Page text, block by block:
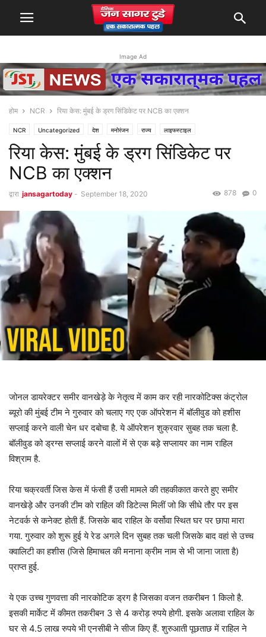
Image Ad
होम NCR रिया केस: मुंबई के ड्रग सिंडिकेट पर NCB का एक्शन
NCR Uncategorized देश मनोरंजन राज्य लाइफस्टाइल
रिया केस: मुंबई के ड्रग सिंडिकेट पर
NCB का एक्शन
द्वारा jansagartoday - September 18, 2020 0
878
जोनल डायरेक्टर समीर वानखेड़े के नेतृत्व में काम कर रही नारकोटिक्स कंट्रोल
ब्यूरो की मुंबई टीम ने गुरुवार को चलाए गए एक ऑपरेशन में बॉलीवुड को हशीस
सप्लाई करने वाली चेन धर दबोचा है. ये ऑपरेशन शुक्रवार सुबह तक चला है.
बॉलीवुड को ड्रग्स सप्लाई करने वालों में से एक बड़े सप्लायर का नाम राहिल
विश्राम है.
रिया चक्रवर्ती जिस केस में फंसी हैं उसी मामले की तहकीकात करते हुए समीर
वानखेड़े और उनकी टीम को राहिल की डिटेल्स मिलीं जो कि सीधे तौर पर इस
नेटवर्क से कनेक्ट होती हैं. जिसके बाद राहिल के वर्सोवा स्थित घर पर छापा मारा
गया. गुरुवार को शुरू हुई ये रेड अगले दिन सुबह तक चली जिसके बाद वहां से उच्च
क्वालिटी का हशीस (जिसे हिमाचल की मनाना क्रीम नाम से भी जाना जाता है)
प्राप्त हुई.
ये एक उच्च गुणवत्ता की नारकोटिक ड्रग है जिसका वजन तकरीबन 1 किलो है.
इसकी मार्केट में कीमत तकरीबन 3 से 4 करोड़ रुपये होगी. इसके अलावा राहिल के
घर से 4.5 लाख रुपये भी एनसीबी ने सीज किए हैं. शुरुआती पूछताछ में राहिल ने